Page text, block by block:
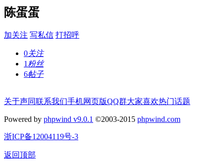
陈蛋蛋
加关注 写私信 打招呼
0关注
1 粉丝
6帖子
关于声同联系我们手机网页版QQ群大家喜欢热门话题
Powered by phpwind v9.0.1 ©2003-2015 phpwind.com
浙ICP备12004119号-3
返回顶部